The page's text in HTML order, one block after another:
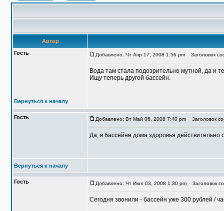
Автор
Гость
Добавлено: Чт Апр 17, 2008 1:56 pm Заголовок
Вода там стала подозрительно мутной, да и
Ищу теперь другой бассейн.
Вернуться к началу
Гость Добавлено: Вт Май 06, 2008 7:40 pm Заголовок
Да, в бассейне дома здоровья
Вернуться к началу
Гость Добавлено: Чт Июл 03, 2008 1:30 pm Заголовок
Сегодня звонили - бассейн уже 300 рублей /